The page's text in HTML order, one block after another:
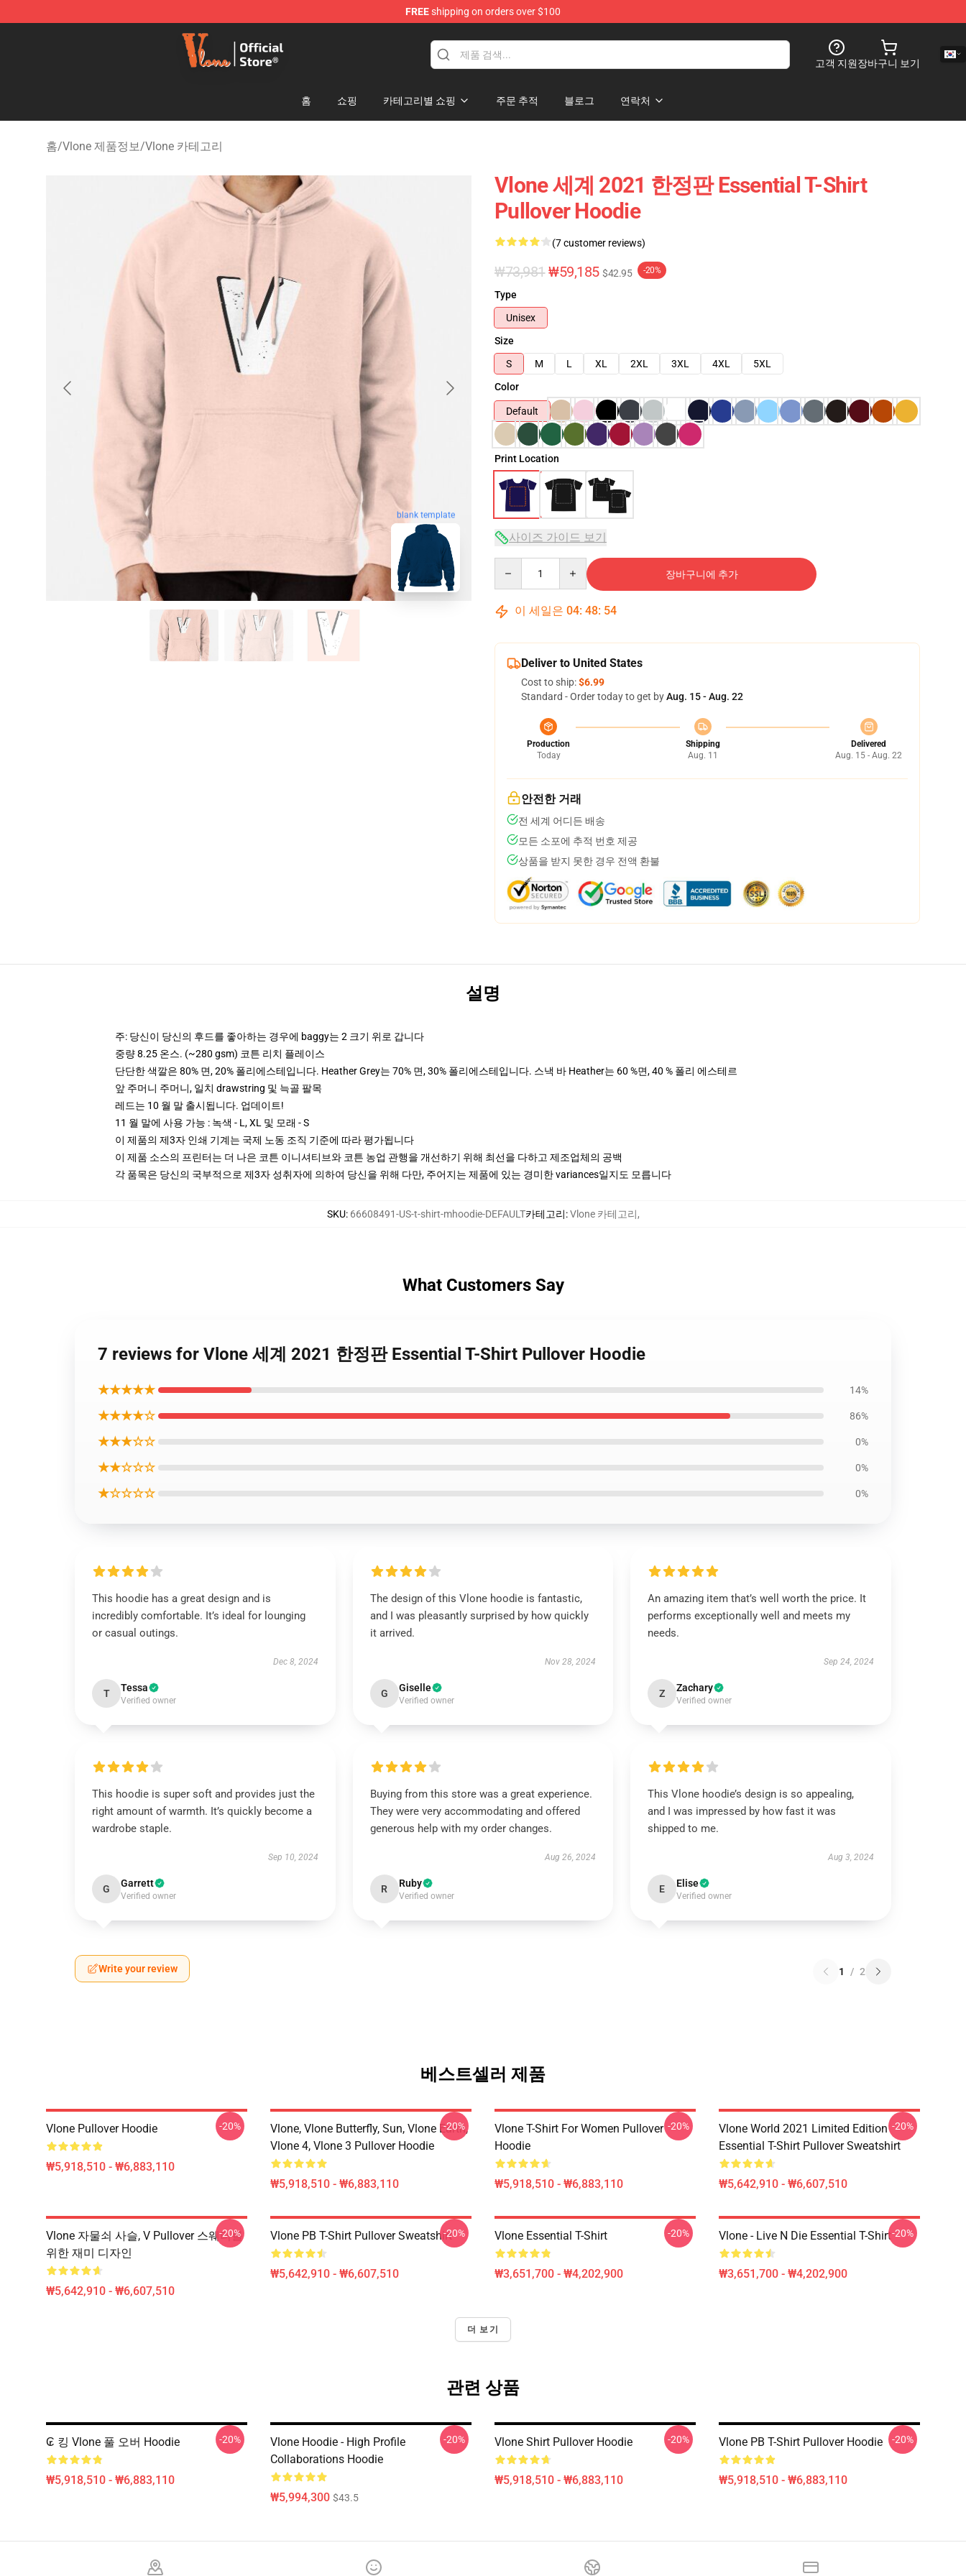
FREEshipping on orders over $100
Vlone Shop - Official Vlone Merchandise Store
고객 지원장바구니 보기
홈 쇼핑 카테고리별 쇼핑 주문 추적 블로그 연락처
홈/Vlone 제품정보/Vlone 카테고리
blank template
Vlone 세계 2021 한정판 Essential T-Shirt
Pullover Hoodie
(7 customer reviews)
₩73,981 ₩59,185 $42.95 -20%
Type
Unisex
Size
S
M L XL 2XL 3XL 4XL
5XL
Color
Default
Print Location
사이즈 가이드 보기
장바구니에 추가
이 세일은 04: 48: 53
Deliver to United States
Cost to ship:$6.99
Standard - Order today to get byAug. 15 - Aug. 22
Production
Today
Shipping
Aug. 11
Delivered
Aug. 15 - Aug. 22
안전한 거래
전 세계 어디든 배송
모든 소포에 추적 번호 제공
상품을 받지 못한 경우 전액 환불
설명
주: 당신이 당신의 후드를 좋아하는 경우에 baggy는 2 크기 위로 갑니다
중량 8.25 온스. (~280 gsm) 코튼 리치 플레이스
단단한 색깔은 80% 면, 20% 폴리에스테입니다. Heather Grey는 70% 면, 30% 폴리에스테입니다. 스낵 바 Heather는 60 %면, 40 % 폴리 에스테르
앞 주머니 주머니, 일치 drawstring 및 늑골 팔목
레드는 10 월 말 출시됩니다. 업데이트!
11 월 말에 사용 가능 : 녹색 - L, XL 및 모래 - S
이 제품의 제3자 인쇄 기계는 국제 노동 조직 기준에 따라 평가됩니다
이 제품 소스의 프린터는 더 나은 코튼 이니셔티브와 코튼 농업 관행을 개선하기 위해 최선을 다하고 제조업체의 공백
각 품목은 당신의 국부적으로 제3자 성취자에 의하여 당신을 위해 다만, 주어지는 제품에 있는 경미한 variances일지도 모릅니다
SKU: 66608491-US-t-shirt-mhoodie-DEFAULT카테고리:Vlone 카테고리,
What Customers Say
7 reviews for Vlone 세계 2021 한정판 Essential T-Shirt Pullover Hoodie
★★★★★ 14%
★★★★☆ 86%
★★★☆☆ 0%
★★☆☆☆ 0%
★☆☆☆☆ 0%
This hoodie has a great design and is
incredibly comfortable. It’s ideal for lounging
or casual outings.
Dec 8, 2024
T Tessa
Verified owner
The design of this Vlone hoodie is fantastic,
and I was pleasantly surprised by how quickly
it arrived.
Nov 28, 2024
G Giselle
Verified owner
An amazing item that’s well worth the price. It
performs exceptionally well and meets my
needs.
Sep 24, 2024
Z Zachary
Verified owner
This hoodie is super soft and provides just the
right amount of warmth. It’s quickly become a
wardrobe staple.
Sep 10, 2024
G Garrett
Verified owner
Buying from this store was a great experience.
They were very accommodating and offered
generous help with my order changes.
Aug 26, 2024
R Ruby
Verified owner
This Vlone hoodie’s design is so appealing,
and I was impressed by how fast it was
shipped to me.
Aug 3, 2024
E Elise
Verified owner
Write your review 1 / 2
베스트셀러 제품
Vlone Pullover Hoodie
₩5,918,510 - ₩6,883,110
-20%
Vlone, Vlone Butterfly, Sun, Vlone Earth,
Vlone 4, Vlone 3 Pullover Hoodie
₩5,918,510 - ₩6,883,110
-20%
Vlone T-Shirt For Women Pullover
Hoodie
₩5,918,510 - ₩6,883,110
-20%
Vlone World 2021 Limited Edition
Essential T-Shirt Pullover Sweatshirt
₩5,642,910 - ₩6,607,510
-20%
Vlone 자물쇠 사슬, V Pullover 스웨터를
위한 재미 디자인
₩5,642,910 - ₩6,607,510
-20% Vlone PB T-Shirt Pullover Sweatshirt
₩5,642,910 - ₩6,607,510
-20% Vlone Essential T-Shirt
₩3,651,700 - ₩4,202,900
-20% Vlone - Live N Die Essential T-Shirt
₩3,651,700 - ₩4,202,900
-20%
더 보기
관련 상품
₢ 킹 Vlone 풀 오버 Hoodie
₩5,918,510 - ₩6,883,110
-20%
Vlone Hoodie - High Profile
Collaborations Hoodie
₩5,994,300 $43.5
-20% Vlone Shirt Pullover Hoodie
₩5,918,510 - ₩6,883,110
-20% Vlone PB T-Shirt Pullover Hoodie
₩5,918,510 - ₩6,883,110
-20%